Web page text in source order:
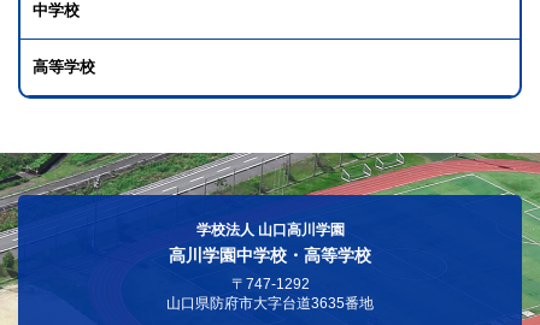
中学校
高等学校
学校法人 山口高川学園
高川学園中学校・高等学校
〒747-1292
山口県防府市大字台道3635番地